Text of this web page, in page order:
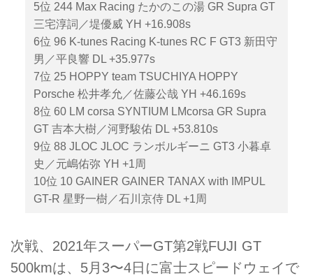
5位 244 Max Racing たかのこの湯 GR Supra GT
三宅淳詞／堤優威 YH +16.908s
6位 96 K-tunes Racing K-tunes RC F GT3 新田守
男／平良響 DL +35.977s
7位 25 HOPPY team TSUCHIYA HOPPY
Porsche 松井孝允／佐藤公哉 YH +46.169s
8位 60 LM corsa SYNTIUM LMcorsa GR Supra
GT 吉本大樹／河野駿佑 DL +53.810s
9位 88 JLOC JLOC ランボルギーニ GT3 小暮卓
史／元嶋佑弥 YH +1周
10位 10 GAINER GAINER TANAX with IMPUL
GT-R 星野一樹／石川京侍 DL +1周
次戦、2021年スーパーGT第2戦FUJI GT
500kmは、5月3〜4日に富士スピードウェイで